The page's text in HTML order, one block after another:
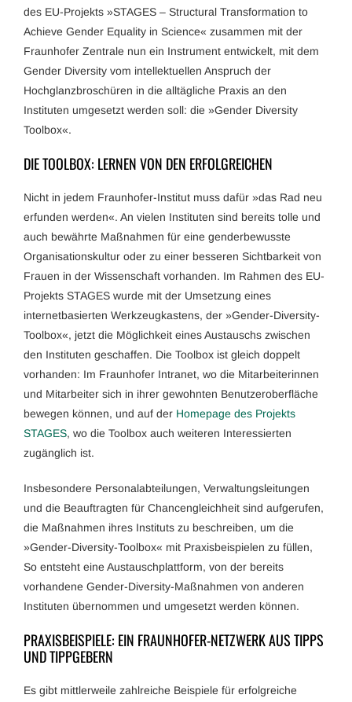
des EU-Projekts »STAGES – Structural Transformation to
Achieve Gender Equality in Science« zusammen mit der
Fraunhofer Zentrale nun ein Instrument entwickelt, mit dem
Gender Diversity vom intellektuellen Anspruch der
Hochglanzbroschüren in die alltägliche Praxis an den
Instituten umgesetzt werden soll: die »Gender Diversity
Toolbox«.
DIE TOOLBOX: LERNEN VON DEN ERFOLGREICHEN
Nicht in jedem Fraunhofer-Institut muss dafür »das Rad neu
erfunden werden«. An vielen Instituten sind bereits tolle und
auch bewährte Maßnahmen für eine genderbewusste
Organisationskultur oder zu einer besseren Sichtbarkeit von
Frauen in der Wissenschaft vorhanden. Im Rahmen des EU-
Projekts STAGES wurde mit der Umsetzung eines
internetbasierten Werkzeugkastens, der »Gender-Diversity-
Toolbox«, jetzt die Möglichkeit eines Austauschs zwischen
den Instituten geschaffen. Die Toolbox ist gleich doppelt
vorhanden: Im Fraunhofer Intranet, wo die Mitarbeiterinnen
und Mitarbeiter sich in ihrer gewohnten Benutzeroberfläche
bewegen können, und auf der Homepage des Projekts
STAGES, wo die Toolbox auch weiteren Interessierten
zugänglich ist.
Insbesondere Personalabteilungen, Verwaltungsleitungen
und die Beauftragten für Chancengleichheit sind aufgerufen,
die Maßnahmen ihres Instituts zu beschreiben, um die
»Gender-Diversity-Toolbox« mit Praxisbeispielen zu füllen,
So entsteht eine Austauschplattform, von der bereits
vorhandene Gender-Diversity-Maßnahmen von anderen
Instituten übernommen und umgesetzt werden können.
PRAXISBEISPIELE: EIN FRAUNHOFER-NETZWERK AUS TIPPS
UND TIPPGEBERN
Es gibt mittlerweile zahlreiche Beispiele für erfolgreiche